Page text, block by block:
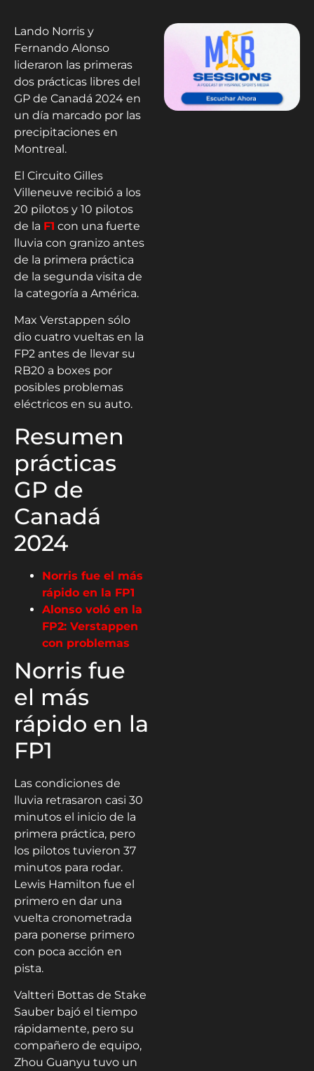
Lando Norris y
Fernando Alonso
lideraron las primeras
dos prácticas libres del
GP de Canadá 2024 en
un día marcado por las
precipitaciones en
Montreal.
El Circuito Gilles
Villeneuve recibió a los
20 pilotos y 10 pilotos
de la F1 con una fuerte
lluvia con granizo antes
de la primera práctica
de la segunda visita de
la categoría a América.
Max Verstappen sólo
dio cuatro vueltas en la
FP2 antes de llevar su
RB20 a boxes por
posibles problemas
eléctricos en su auto.
Resumen
prácticas
GP de
Canadá
2024
Norris fue el más
rápido en la FP1
Alonso voló en la
FP2: Verstappen
con problemas
Norris fue
el más
rápido en la
FP1
Las condiciones de
lluvia retrasaron casi 30
minutos el inicio de la
primera práctica, pero
los pilotos tuvieron 37
minutos para rodar.
Lewis Hamilton fue el
primero en dar una
vuelta cronometrada
para ponerse primero
con poca acción en
pista.
Valtteri Bottas de Stake
Sauber bajó el tiempo
rápidamente, pero su
compañero de equipo,
Zhou Guanyu tuvo un